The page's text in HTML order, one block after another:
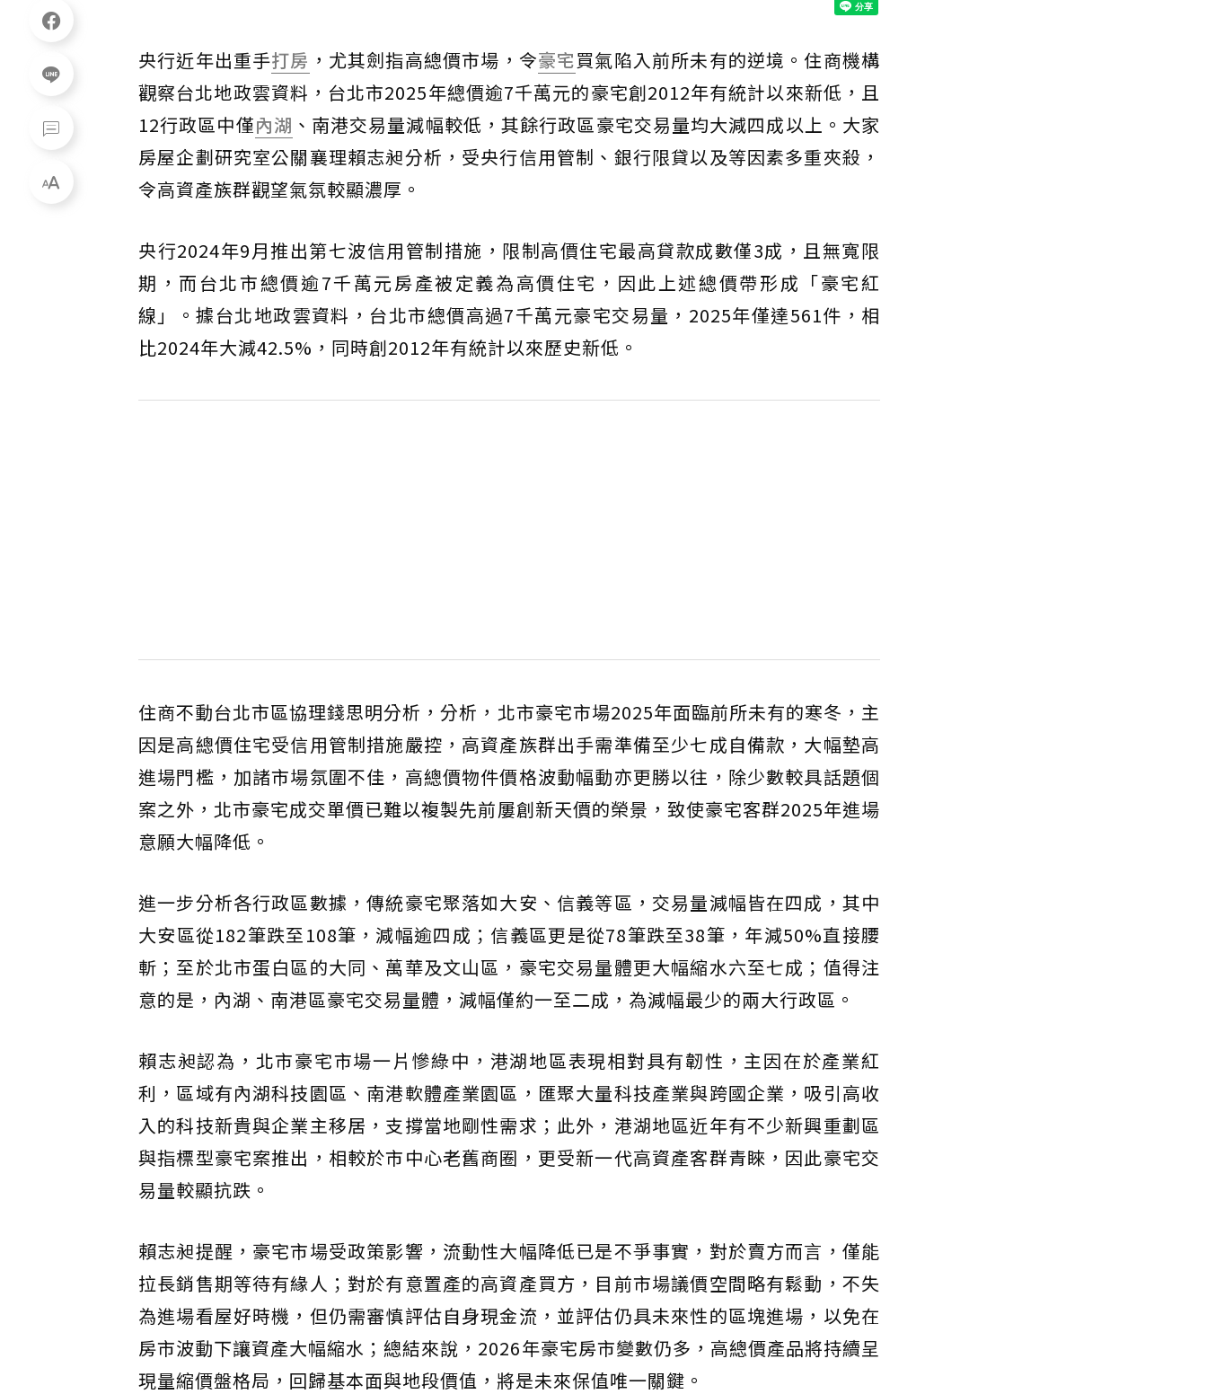
央行近年出重手打房 ，尤其劍指高總價市場，令豪宅買氣陷入前所未有的逆境。住商機構
觀察台北地政雲資料，台北市2025年總價逾7千萬元的豪宅創2012年有統計以來新低，且
12行政區中僅內湖 、南港交易量減幅較低，其餘行政區豪宅交易量均大減四成以上。大家
房屋企劃研究室公關襄理賴志昶分析，受央行信用管制、銀行限貸以及等因素多重夾殺，
令高資產族群觀望氣氛較顯濃厚。
央行2024年9月推出第七波信用管制措施，限制高價住宅最高貸款成數僅3成，且無寬限
期，而台北市總價逾7千萬元房產被定義為高價住宅，因此上述總價帶形成「豪宅紅
線」。據台北地政雲資料，台北市總價高過7千萬元豪宅交易量，2025年僅達561件，相
比2024年大減42.5%，同時創2012年有統計以來歷史新低。
住商不動台北市區協理錢思明分析，分析，北市豪宅市場2025年面臨前所未有的寒冬，主
因是高總價住宅受信用管制措施嚴控，高資產族群出手需準備至少七成自備款，大幅墊高
進場門檻，加諸市場氛圍不佳，高總價物件價格波動幅動亦更勝以往，除少數較具話題個
案之外，北市豪宅成交單價已難以複製先前屢創新天價的榮景，致使豪宅客群2025年進場
意願大幅降低。
進一步分析各行政區數據，傳統豪宅聚落如大安、信義等區，交易量減幅皆在四成，其中
大安區從182筆跌至108筆，減幅逾四成；信義區更是從78筆跌至38筆，年減50%直接腰
斬；至於北市蛋白區的大同、萬華及文山區，豪宅交易量體更大幅縮水六至七成；值得注
意的是，內湖、南港區豪宅交易量體，減幅僅約一至二成，為減幅最少的兩大行政區。
賴志昶認為，北市豪宅市場一片慘綠中，港湖地區表現相對具有韌性，主因在於產業紅
利，區域有內湖科技園區、南港軟體產業園區，匯聚大量科技產業與跨國企業，吸引高收
入的科技新貴與企業主移居，支撐當地剛性需求；此外，港湖地區近年有不少新興重劃區
與指標型豪宅案推出，相較於市中心老舊商圈，更受新一代高資產客群青睞，因此豪宅交
易量較顯抗跌。
賴志昶提醒，豪宅市場受政策影響，流動性大幅降低已是不爭事實，對於賣方而言，僅能
拉長銷售期等待有緣人；對於有意置產的高資產買方，目前市場議價空間略有鬆動，不失
為進場看屋好時機，但仍需審慎評估自身現金流，並評估仍具未來性的區塊進場，以免在
房市波動下讓資產大幅縮水；總結來說，2026年豪宅房市變數仍多，高總價產品將持續呈
現量縮價盤格局，回歸基本面與地段價值，將是未來保值唯一關鍵。